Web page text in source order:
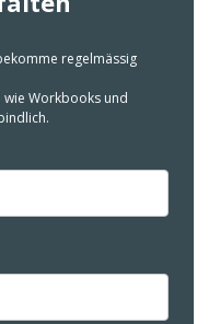
regelmässig
wie Workbooks und